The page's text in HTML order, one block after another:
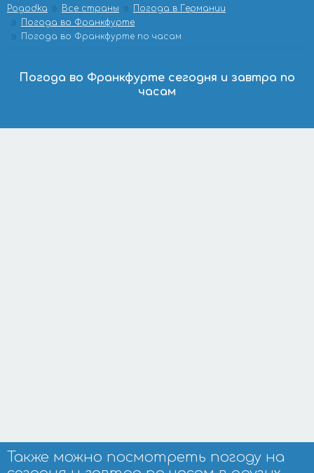
Pogodka Все страны
Погода в Германии
Погода во Франкфурте
Погода во Франкфурте по часам
Погода во Франкфурте сегодня и завтра по
часам
Также можно посмотреть погоду на